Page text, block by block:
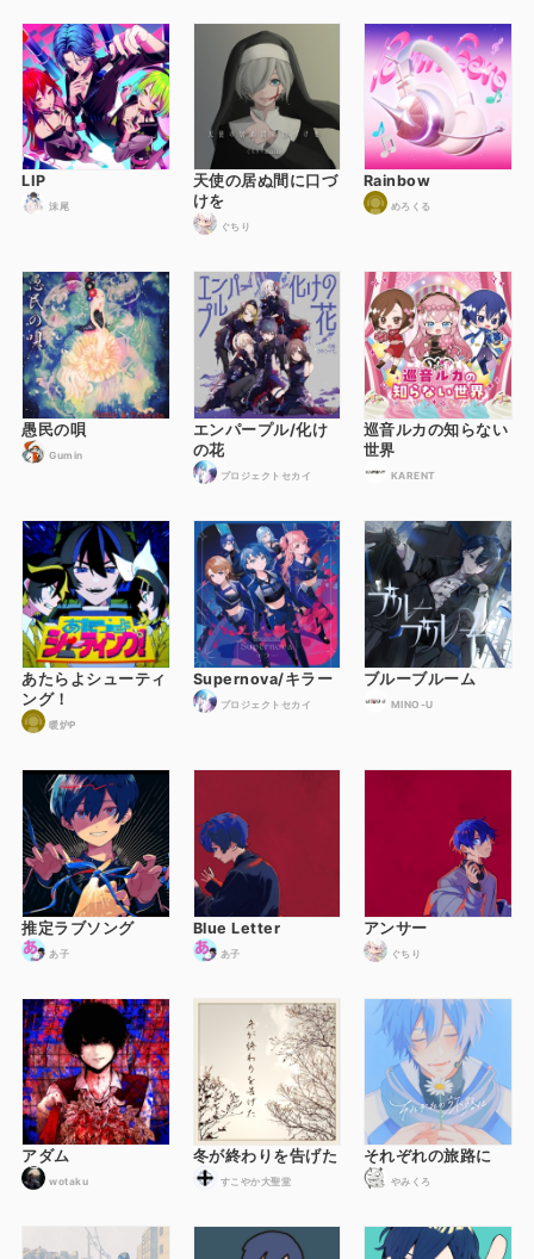
LIP
沫尾
天使の居ぬ間に口づ
けを
ぐちり
Rainbow
めろくる
愚民の唄
Gumin
エンパープル/化け
の花
プロジェクトセカイ
巡音ルカの知らない
世界
KARENT
あたらよシューティ
ング！
暖炉P
Supernova/キラー
プロジェクトセカイ
ブルーブルーム
MINO-U
推定ラブソング
あ子
Blue Letter
あ子
アンサー
ぐちり
アダム
wotaku
冬が終わりを告げた
すこやか大聖堂
それぞれの旅路に
やみくろ